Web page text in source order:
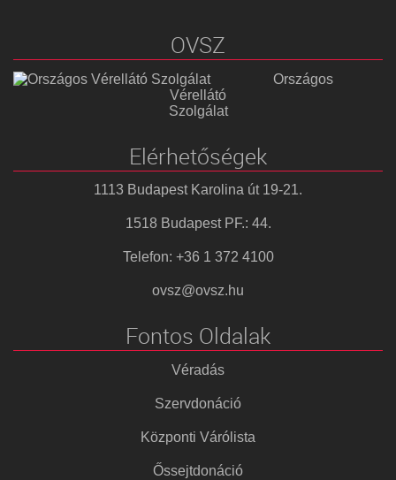
OVSZ
Országos
Vérellátó
Szolgálat
Elérhetőségek
1113 Budapest Karolina út 19-21.
1518 Budapest PF.: 44.
Telefon: +36 1 372 4100
ovsz@ovsz.hu
Fontos Oldalak
Véradás
Szervdonáció
Központi Várólista
Őssejtdonáció